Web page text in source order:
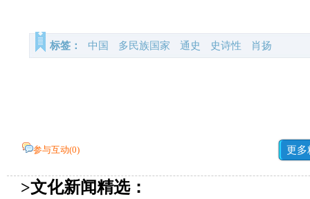
标签： 中国 多民族国家 通史 史诗性 肖扬
参与互动(0) 更多
>文化新闻精选：